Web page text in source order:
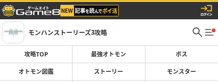
モンハンストーリーズ3攻略
攻略TOP 最強オトモン ボス
オトモン図鑑 ストーリー モンスター